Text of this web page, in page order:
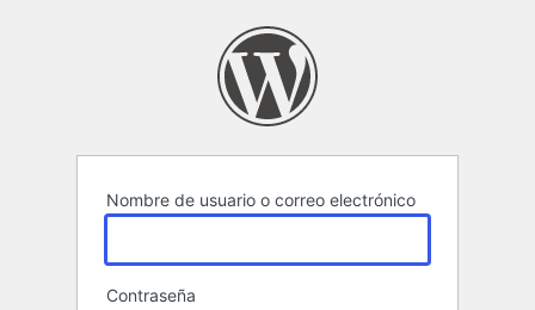
Nombre de usuario o correo electrónico
Contraseña